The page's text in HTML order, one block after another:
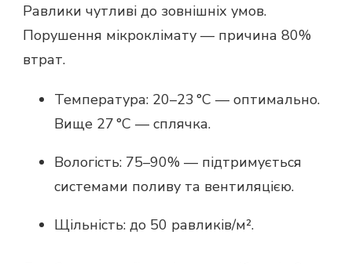
Равлики чутливі до зовнішніх умов.
Порушення мікроклімату — причина 80%
втрат.
Температура: 20–23 °C — оптимально.
Вище 27 °C — сплячка.
Вологість: 75–90% — підтримується
системами поливу та вентиляцією.
Щільність: до 50 равликів/м².